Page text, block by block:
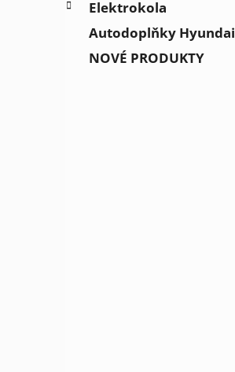
Elektrokola
Autodoplňky Hyundai
NOVÉ PRODUKTY